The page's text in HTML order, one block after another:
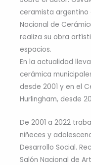
ceramista argentino
Nacional de
realiza su obra
espacios.
En la actualidad
cerámica
desde 2001 y en el
Hurlingham, desde
De 2001 a 2022
niñeces y
Desarrollo Social.
Salón Nacional de